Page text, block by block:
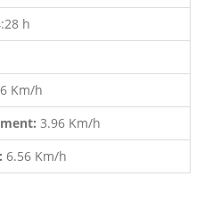
h
Km/h
3.96 Km/h
6.56 Km/h